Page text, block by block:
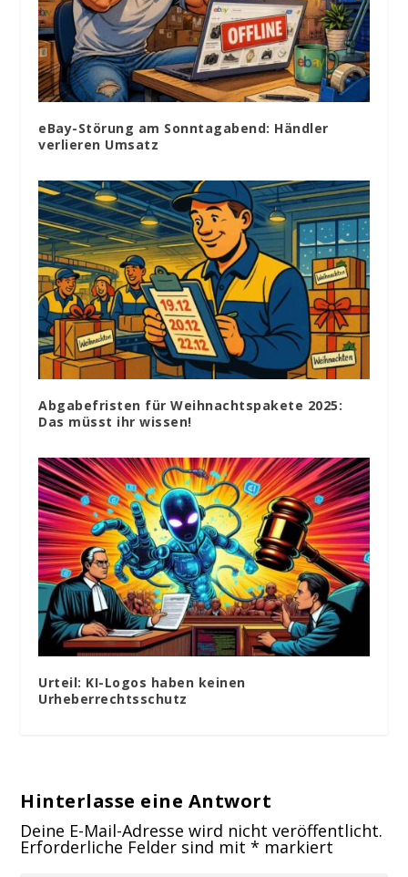
eBay-Störung am Sonntagabend: Händler
verlieren Umsatz
Abgabefristen für Weihnachtspakete 2025:
Das müsst ihr wissen!
Urteil: KI-Logos haben keinen
Urheberrechtsschutz
Hinterlasse eine Antwort
Deine E-Mail-Adresse wird nicht veröffentlicht.
Erforderliche Felder sind mit* markiert